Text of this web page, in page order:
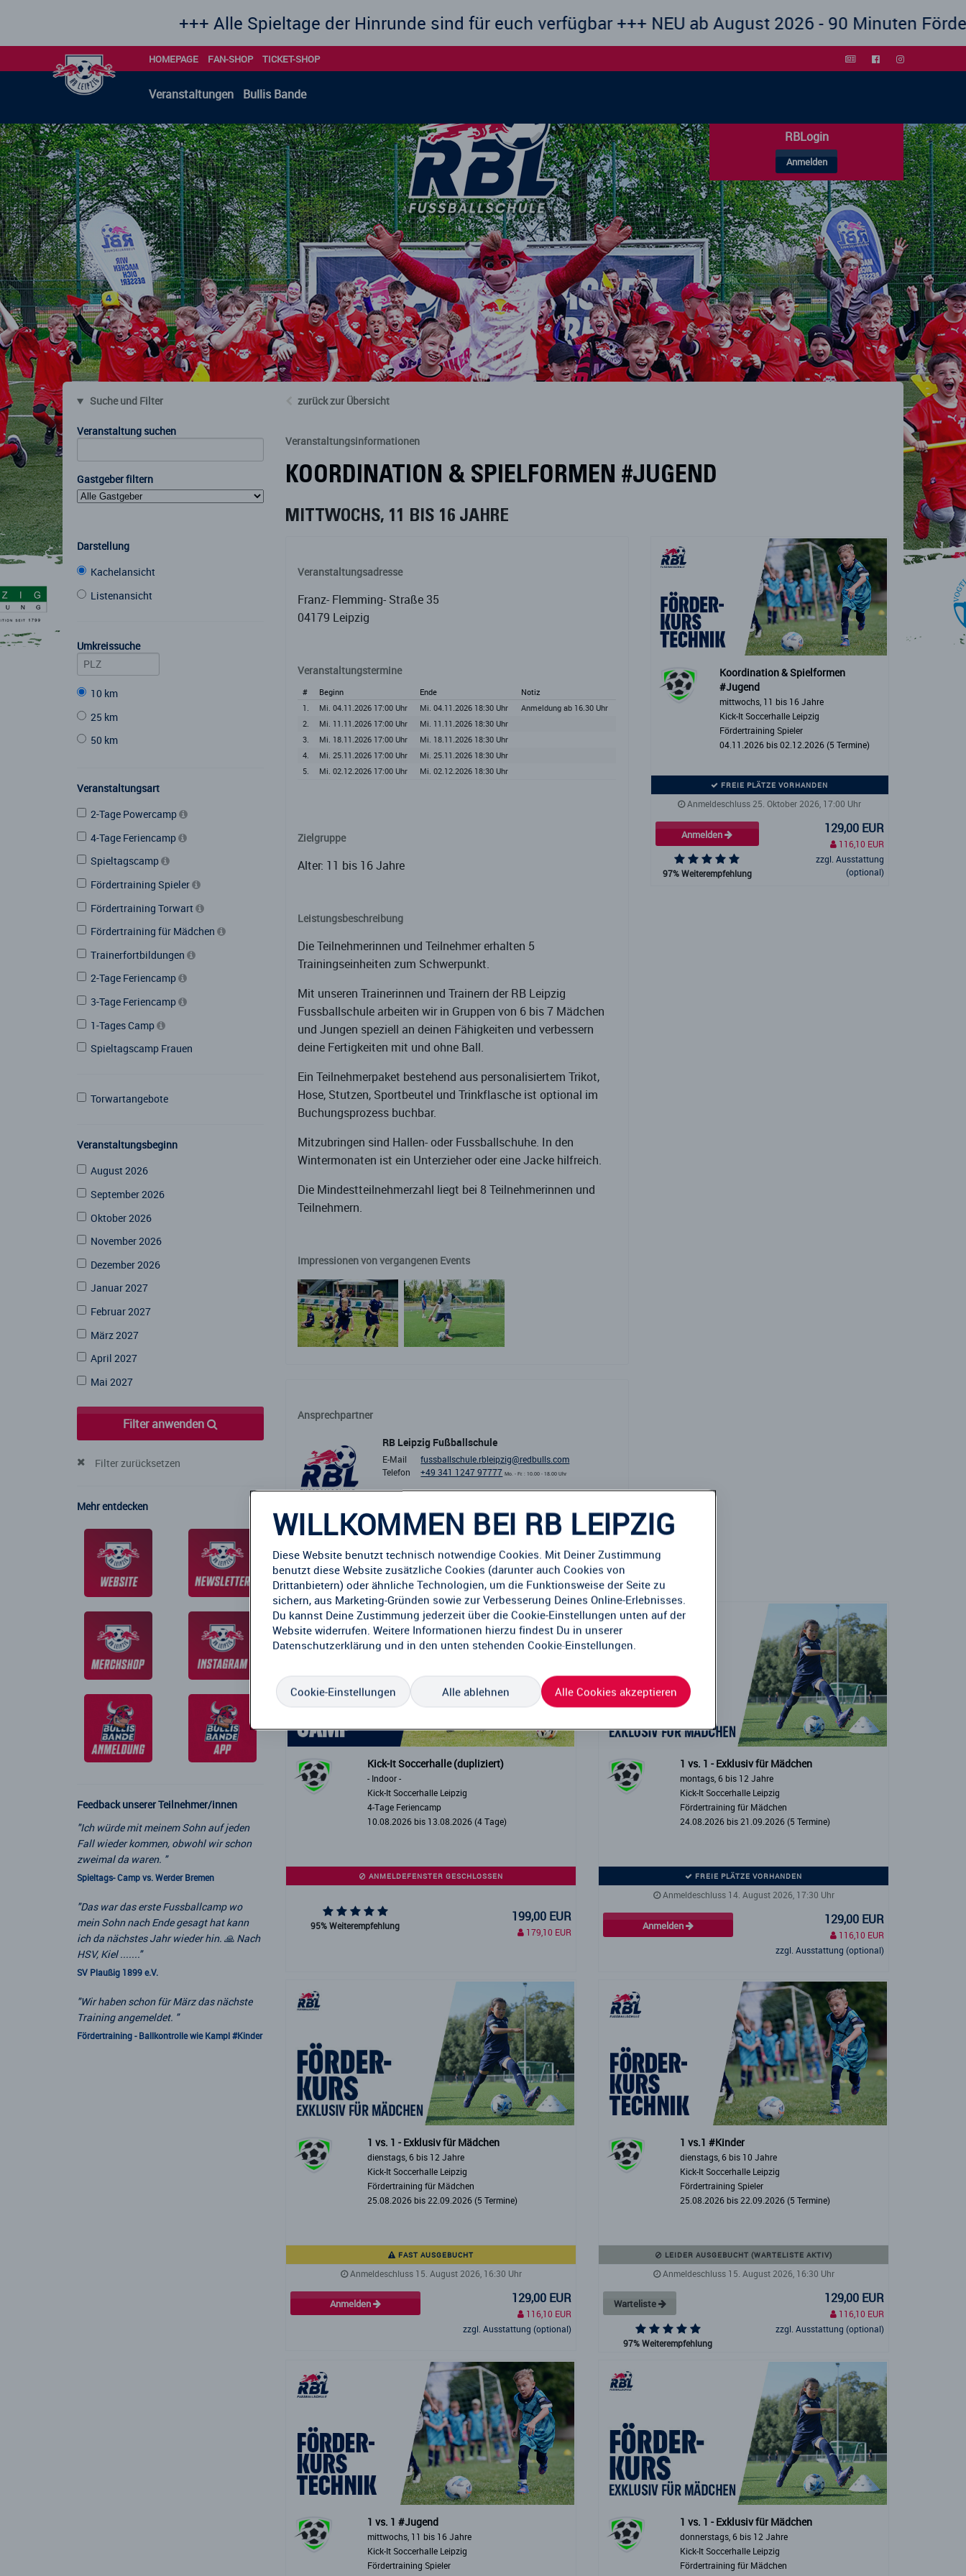
HOMEPAGE FAN-SHOP TICKET-SHOP
Veranstaltungen Bullis Bande
RBLogin
Anmelden
Suche und Filter
Veranstaltung suchen
Gastgeber filtern
Darstellung
Kachelansicht
Listenansicht
Umkreissuche
10 km
25 km
50 km
Veranstaltungsart
2-Tage Powercamp
4-Tage Feriencamp
Spieltagscamp
Fördertraining Spieler
Fördertraining Torwart
Fördertraining für Mädchen
Trainerfortbildungen
2-Tage Feriencamp
3-Tage Feriencamp
1-Tages Camp
Spieltagscamp Frauen
Torwartangebote
Veranstaltungsbeginn
August 2026
September 2026
Oktober 2026
November 2026
Dezember 2026
Januar 2027
Februar 2027
März 2027
April 2027
Mai 2027
Filter anwenden
Filter zurücksetzen
Mehr entdecken
Feedback unserer Teilnehmer/innen
"Ich würde mit meinem Sohn auf jeden
Fall wieder kommen, obwohl wir schon
zweimal da waren. "
Spieltags- Camp vs. Werder Bremen
"Das war das erste Fussballcamp wo
mein Sohn nach Ende gesagt hat kann
ich da nächstes Jahr wieder hin. 🙏 Nach
HSV, Kiel ......."
SV Plaußig 1899 e.V.
"Wir haben schon für März das nächste
Training angemeldet. "
Fördertraining - Ballkontrolle wie Kampl #Kinder
zurück zur Übersicht
Veranstaltungsinformationen
KOORDINATION & SPIELFORMEN #JUGEND
MITTWOCHS, 11 BIS 16 JAHRE
Veranstaltungsadresse
Franz- Flemming- Straße 35
04179 Leipzig
Veranstaltungstermine
# Beginn Ende
Notiz
1.
Mi. 04.11.2026 17:00 Uhr Mi. 04.11.2026 18:30 Uhr
Anmeldung ab 16.30 Uhr
2.
Mi. 11.11.2026 17:00 Uhr
Mi. 11.11.2026 18:30 Uhr
3.
Mi. 18.11.2026 17:00 Uhr
Mi. 18.11.2026 18:30 Uhr
4.
Mi. 25.11.2026 17:00 Uhr
Mi. 25.11.2026 18:30 Uhr
5.
Mi. 02.12.2026 17:00 Uhr Mi. 02.12.2026 18:30 Uhr
Zielgruppe
Alter: 11 bis 16 Jahre
Leistungsbeschreibung
Die Teilnehmerinnen und Teilnehmer erhalten 5
Trainingseinheiten zum Schwerpunkt.
Mit unseren Trainerinnen und Trainern der RB Leipzig
Fussballschule arbeiten wir in Gruppen von 6 bis 7 Mädchen
und Jungen speziell an deinen Fähigkeiten und verbessern
deine Fertigkeiten mit und ohne Ball.
Ein Teilnehmerpaket bestehend aus personalisiertem Trikot,
Hose, Stutzen, Sportbeutel und Trinkflasche ist optional im
Buchungsprozess buchbar.
Mitzubringen sind Hallen- oder Fussballschuhe. In den
Wintermonaten ist ein Unterzieher oder eine Jacke hilfreich.
Die Mindestteilnehmerzahl liegt bei 8 Teilnehmerinnen und
Teilnehmern.
Impressionen von vergangenen Events
Ansprechpartner
RB Leipzig Fußballschule
E-Mail
fussballschule.rbleipzig@redbulls.com
Telefon
+49 341 1247 97777 Mo. - Fr. : 10.00 - 18.00 Uhr
Koordination & Spielformen
#Jugend
mittwochs, 11 bis 16 Jahre
Kick-It Soccerhalle Leipzig
Fördertraining Spieler
04.11.2026 bis 02.12.2026 (5 Termine)
FREIE PLÄTZE VORHANDEN
Anmeldeschluss 25. Oktober 2026, 17:00 Uhr
Anmelden
97% Weiterempfehlung
129,00 EUR
116,10 EUR
zzgl. Ausstattung
(optional)
Diese Veranstaltungen in der Nähe könnten dich auch interessieren
Kick-It Soccerhalle (dupliziert)
- Indoor -
Kick-It Soccerhalle Leipzig
4-Tage Feriencamp
10.08.2026 bis 13.08.2026 (4 Tage)
ANMELDEFENSTER GESCHLOSSEN
95% Weiterempfehlung
199,00 EUR
179,10 EUR
1 vs. 1 - Exklusiv für Mädchen
montags, 6 bis 12 Jahre
Kick-It Soccerhalle Leipzig
Fördertraining für Mädchen
24.08.2026 bis 21.09.2026 (5 Termine)
FREIE PLÄTZE VORHANDEN
Anmeldeschluss 14. August 2026, 17:30 Uhr
Anmelden 129,00 EUR
116,10 EUR
zzgl. Ausstattung (optional)
1 vs. 1 - Exklusiv für Mädchen
dienstags, 6 bis 12 Jahre
Kick-It Soccerhalle Leipzig
Fördertraining für Mädchen
25.08.2026 bis 22.09.2026 (5 Termine)
FAST AUSGEBUCHT
Anmeldeschluss 15. August 2026, 16:30 Uhr
Anmelden 129,00 EUR
116,10 EUR
zzgl. Ausstattung (optional)
1 vs.1 #Kinder
dienstags, 6 bis 10 Jahre
Kick-It Soccerhalle Leipzig
Fördertraining Spieler
25.08.2026 bis 22.09.2026 (5 Termine)
LEIDER AUSGEBUCHT (WARTELISTE AKTIV)
Anmeldeschluss 15. August 2026, 16:30 Uhr
Warteliste
97% Weiterempfehlung
129,00 EUR
116,10 EUR
zzgl. Ausstattung (optional)
1 vs. 1 #Jugend
mittwochs, 11 bis 16 Jahre
Kick-It Soccerhalle Leipzig
Fördertraining Spieler
1 vs. 1 - Exklusiv für Mädchen
donnerstags, 6 bis 12 Jahre
Kick-It Soccerhalle Leipzig
Fördertraining für Mädchen
+++ Alle Spieltage der Hinrunde sind für euch verfügbar +++ NEU ab August 2026 - 90 Minuten Förderkurs!! 2,5h
WILLKOMMEN BEI RB LEIPZIG
Diese Website benutzt technisch notwendige Cookies. Mit Deiner Zustimmung
benutzt diese Website zusätzliche Cookies (darunter auch Cookies von
Drittanbietern) oder ähnliche Technologien, um die Funktionsweise der Seite zu
sichern, aus Marketing-Gründen sowie zur Verbesserung Deines Online-Erlebnisses.
Du kannst Deine Zustimmung jederzeit über die Cookie-Einstellungen unten auf der
Website widerrufen. Weitere Informationen hierzu findest Du in unserer
Datenschutzerklärung und in den unten stehenden Cookie-Einstellungen.
Cookie-Einstellungen Alle ablehnen Alle Cookies akzeptieren